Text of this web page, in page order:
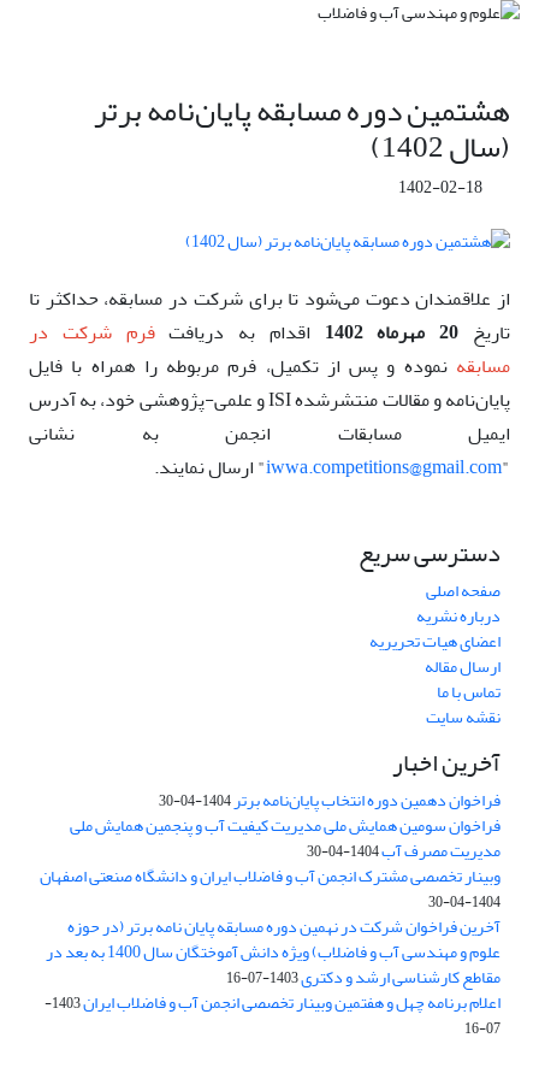
هشتمین دوره مسابقه پایان‌نامه برتر
(سال 1402)
1402-02-18
از علاقمندان دعوت می‌شود تا برای شرکت در مسابقه، حداکثر تا
تاریخ 20 مهرماه 1402 اقدام به دریافتفرم شرکت در
مسابقه نموده و پس از تکمیل، فرم مربوطه را همراه با فایل
پایان‌نامه و مقالات منتشرشده ISI و علمی-پژوهشی خود، به آدرس
ایمیل مسابقات انجمن به نشانی
"
iwwa.competitions@gmail.com" ارسال نمایند.
دسترسی سریع
صفحه اصلی
درباره نشریه
اعضای هیات تحریریه
ارسال مقاله
تماس با ما
نقشه سایت
آخرین اخبار
فراخوان دهمین دوره انتخاب پایان‌نامه برتر1404-04-30
فراخوان سومین همایش ملی مدیریت کیفیت آب و پنجمین همایش ملی
مدیریت مصرف آب1404-04-30
وبینار تخصصی مشترک انجمن آب و فاضلاب ایران و دانشگاه صنعتی اصفهان
1404-04-30
آخرین فراخوان شرکت در نهمین دوره مسابقه پایان نامه برتر (در حوزه
علوم و مهندسی آب و فاضلاب) ویژه دانش آموختگان سال 1400 به بعد در
مقاطع کارشناسی ارشد و دکتری1403-07-16
اعلام برنامه چهل و هفتمین وبینار تخصصی انجمن آب و فاضلاب ایران
1403-
07-16